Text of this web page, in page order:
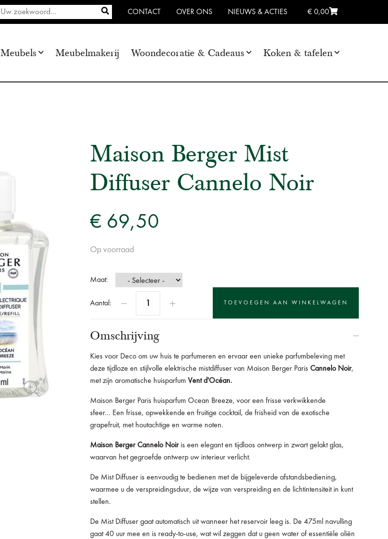
CONTACT OVER ONS NIEUWS & ACTIES € 0,00
Meubels Meubelmakerij Woondecoratie & Cadeaus Koken & tafelen
Maison Berger Mist
Diffuser Cannelo Noir
€ 69,50
Op voorraad
Maat:
Aantal:
Omschrijving
Kies voor Deco om uw huis te parfumeren en ervaar een unieke parfumbeleving met
deze tijdloze en stijlvolle elektrische mistdiffuser van Maison Berger Paris Cannelo Noir,
met zijn aromatische huisparfum Vent d'Océan.
Maison Berger Paris huisparfum Ocean Breeze, voor een frisse verkwikkende
sfeer... Een frisse, opwekkende en fruitige cocktail, de frisheid van de exotische
grapefruit, met houtachtige en warme noten.
Maison Berger Cannelo Noir is een elegant en tijdloos ontwerp in zwart gelakt glas,
waarvan het gegroefde ontwerp uw interieur verlicht.
De Mist Diffuser is eenvoudig te bedienen met de bijgeleverde afstandsbediening,
waarmee u de verspreidingsduur, de wijze van verspreiding en de lichtintensiteit in kunt
stellen.
De Mist Diffuser gaat automatisch uit wanneer het reservoir leeg is. De 475ml navulling
gaat 40 uur mee en is ready-to-use, wat wil zeggen dat u geen water of essentiële oliën